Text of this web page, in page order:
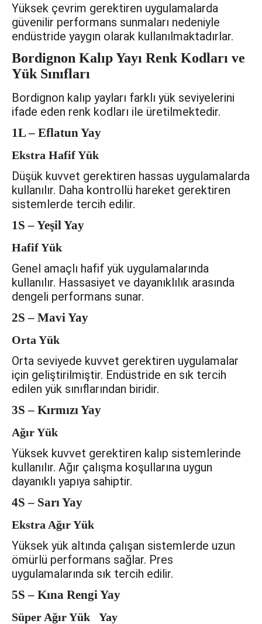
Yüksek çevrim gerektiren uygulamalarda
güvenilir performans sunmaları nedeniyle
endüstride yaygın olarak kullanılmaktadırlar.
Bordignon Kalıp Yayı Renk Kodları ve
Yük Sınıfları
Bordignon kalıp yayları farklı yük seviyelerini
ifade eden renk kodları ile üretilmektedir.
1L – Eflatun Yay
Ekstra Hafif Yük
Düşük kuvvet gerektiren hassas uygulamalarda
kullanılır. Daha kontrollü hareket gerektiren
sistemlerde tercih edilir.
1S – Yeşil Yay
Hafif Yük
Genel amaçlı hafif yük uygulamalarında
kullanılır. Hassasiyet ve dayanıklılık arasında
dengeli performans sunar.
2S – Mavi Yay
Orta Yük
Orta seviyede kuvvet gerektiren uygulamalar
için geliştirilmiştir. Endüstride en sık tercih
edilen yük sınıflarından biridir.
3S – Kırmızı Yay
Ağır Yük
Yüksek kuvvet gerektiren kalıp sistemlerinde
kullanılır. Ağır çalışma koşullarına uygun
dayanıklı yapıya sahiptir.
4S – Sarı Yay
Ekstra Ağır Yük
Yüksek yük altında çalışan sistemlerde uzun
ömürlü performans sağlar. Pres
uygulamalarında sık tercih edilir.
5S – Kına Rengi Yay
Süper Ağır Yük Yay